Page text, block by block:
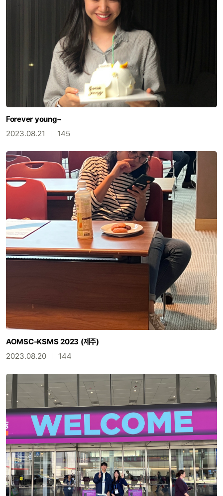
Forever young~
2023.08.21
145
AOMSC-KSMS 2023 (제주)
2023.08.20
144